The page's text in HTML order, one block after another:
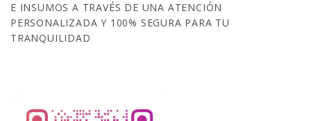
E INSUMOS A TRAVÉS DE UNA ATENCIÓN
PERSONALIZADA Y 100% SEGURA PARA TU
TRANQUILIDAD